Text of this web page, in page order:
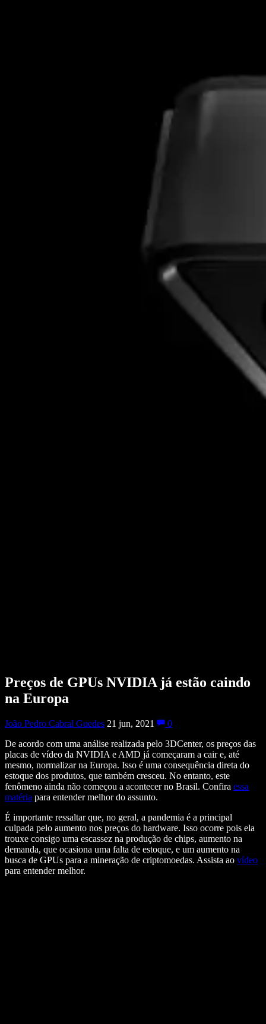
Preços de GPUs NVIDIA já estão caindo
na Europa
João Pedro Cabral Guedes 21 jun, 2021
0
De acordo com uma análise realizada pelo 3DCenter, os preços das
placas de vídeo da NVIDIA e AMD já começaram a cair e, até
mesmo, normalizar na Europa. Isso é uma consequência direta do
estoque dos produtos, que também cresceu. No entanto, este
fenômeno ainda não começou a acontecer no Brasil. Confira essa
matéria para entender melhor do assunto.
É importante ressaltar que, no geral, a pandemia é a principal
culpada pelo aumento nos preços do hardware. Isso ocorre pois ela
trouxe consigo uma escassez na produção de chips, aumento na
demanda, que ocasiona uma falta de estoque, e um aumento na
busca de GPUs para a mineração de criptomoedas. Assista ao vídeo
para entender melhor.